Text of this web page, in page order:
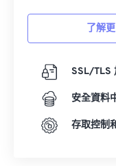
了解
SSL/TLS
安全資料
存取控制